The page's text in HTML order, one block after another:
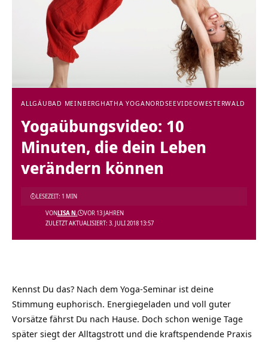
ALLGÄU BAD MEINBERG HATHA YOGANORDSEEVIDEOWESTERWALD
Yogaübungsvideo: 10
Minuten, die dein Leben
verändern können
ZULETZT AKTUALISIERT: 3. JULI 2018 13:57
VONLISA N. VOR 13 JAHREN
LESEZEIT: 1 MIN
Kennst Du das? Nach dem Yoga-Seminar ist deine
Stimmung euphorisch. Energiegeladen und voll guter
Vorsätze fährst Du nach Hause. Doch schon wenige Tage
später siegt der Alltagstrott und die kraftspendende Praxis